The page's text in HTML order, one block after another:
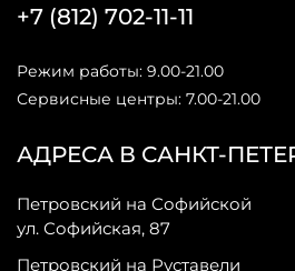
АДРЕСА В САНКТ-
Петровский на Софийской
ул. Софийская, 87
Петровский на Руставели
+7 (812) 702-11-11
Режим работы: 9.00-21.00
Сервисные центры: 7.00-21.00